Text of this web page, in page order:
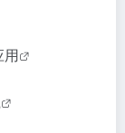
用